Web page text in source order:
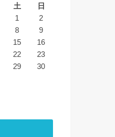
土 日
1
2
8
9
15
16
22
23
29
30